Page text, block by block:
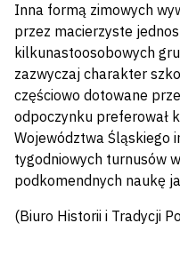
Inna formą zimowych
przez macierzyste
kilkunastoosobowych
zazwyczaj charakter
częściowo dotowane
odpoczynku preferował
Województwa Śląskiego
tygodniowych turnusów
podkomendnych naukę
(Biuro Historii i Tradycji